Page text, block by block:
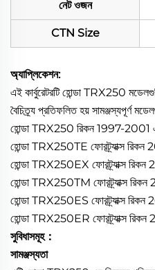
নেট ওজন
CTN Size
অ্যাপ্লিকেশন:
এই কার্বুরেটরটি হোন্ডা TRX250
বৈচিত্র্য প্রতিফলিত হয় সামঞ্জস্যপূর্ণ
হোন্ডা TRX250 রিকন 1997-2001
হোন্ডা TRX250TE ফোরট্র্যাক্স
হোন্ডা TRX250EX ফোরট্র্যাক্স
হোন্ডা TRX250TM ফোরট্র্যাক্স
হোন্ডা TRX250ES ফোরট্র্যাক্স
হোন্ডা TRX250ER ফোরট্র্যাক্স
সুবিধাসমূহ：
সামঞ্জস্যতা